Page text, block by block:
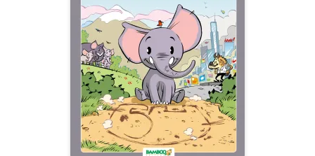
Anton l'éléphant
peintre
Date de parution :
06/01/2016